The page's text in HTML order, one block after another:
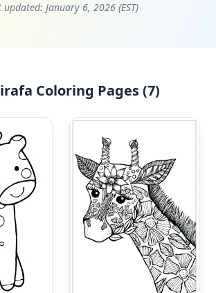
updated: January 6, 2026 (EST)
Coloring Pages (7)